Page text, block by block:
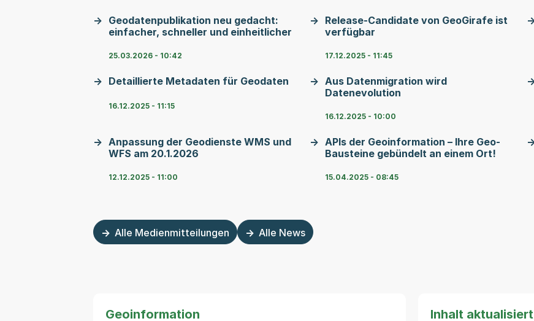
Geodatenpublikation neu gedacht:
einfacher, schneller und einheitlicher
25.03.2026 - 10:42
Release-Candidate von GeoGirafe ist
verfügbar
17.12.2025 - 11:45
Detaillierte Metadaten für Geodaten
16.12.2025 - 11:15
Aus Datenmigration wird
Datenevolution
16.12.2025 - 10:00
Anpassung der Geodienste WMS und
WFS am 20.1.2026
12.12.2025 - 11:00
APIs der Geoinformation – Ihre Geo-
Bausteine gebündelt an einem Ort!
15.04.2025 - 08:45
Alle Medienmitteilungen Alle News
Geoinformation Inhalt aktualisiert